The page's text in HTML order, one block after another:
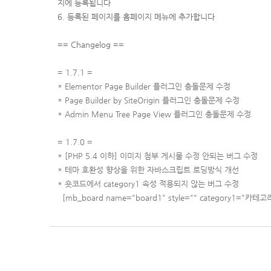
지에 등록됩니다
6. 등록된 페이지를 홈페이지 메뉴에 추가합니다
== Changelog ==
= 1.7.1 =
* Elementor Page Builder 플러그인 충돌문제 수정
* Page Builder by SiteOrigin 플러그인 충돌문제 수정
* Admin Menu Tree Page View 플러그인 충돌문제 수정
= 1.7.0 =
* [PHP 5.4 이하] 이미지 첨부 게시물 수정 안되는 버그 수정
* 테마 호환성 향상을 위한 자바스크립트 로딩방식 개선
* 숏코드에서 category1 속성 적용되지 않는 버그 수정
[mb_board name="board1" style="" category1="카테고